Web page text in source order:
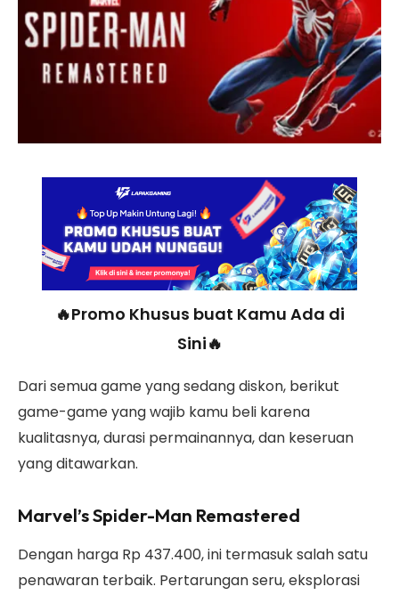
🔥Promo Khusus buat Kamu Ada di
Sini🔥
Dari semua game yang sedang diskon, berikut
game-game yang wajib kamu beli karena
kualitasnya, durasi permainannya, dan keseruan
yang ditawarkan.
Marvel’s Spider-Man Remastered
Dengan harga Rp 437.400, ini termasuk salah satu
penawaran terbaik. Pertarungan seru, eksplorasi